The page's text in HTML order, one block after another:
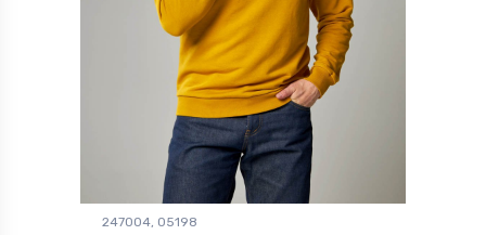
247004, 05198